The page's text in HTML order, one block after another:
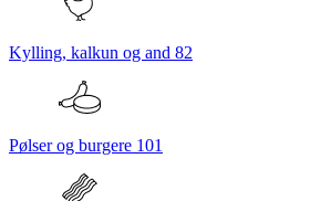
Kylling, kalkun og and 82
Pølser og burgere 101